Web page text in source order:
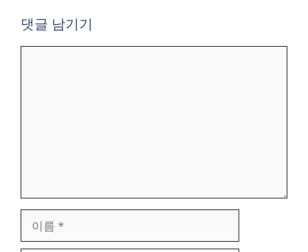
댓글 남기기